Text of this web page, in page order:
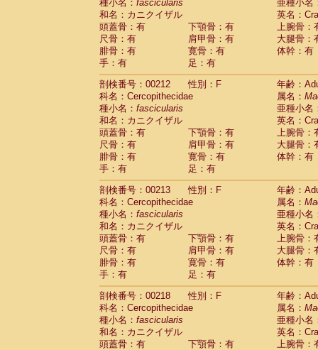
種小名： fascicularis
亜種小名
和名：カニクイザル
英名：
頭蓋骨：有
下顎骨：有
上腕骨：
尺骨：有
肩甲骨：有
大腿骨：
腓骨：有
寛骨：有
体幹：有
手：有
足：有
剖検番号：00212
性別：F
年齢：
科名：Cercopithecidae
属名：
種小名： fascicularis
亜種小名
和名：カニクイザル
英名：
頭蓋骨：有
下顎骨：有
上腕骨：
尺骨：有
肩甲骨：有
大腿骨：
腓骨：有
寛骨：有
体幹：有
手：有
足：有
剖検番号：00213
性別：F
年齢：
科名：Cercopithecidae
属名：
種小名： fascicularis
亜種小名
和名：カニクイザル
英名：
頭蓋骨：有
下顎骨：有
上腕骨：
尺骨：有
肩甲骨：有
大腿骨：
腓骨：有
寛骨：有
体幹：有
手：有
足：有
剖検番号：00218
性別：F
年齢：
科名：Cercopithecidae
属名：
種小名： fascicularis
亜種小名
和名：カニクイザル
英名：
頭蓋骨：有
下顎骨：有
上腕骨：